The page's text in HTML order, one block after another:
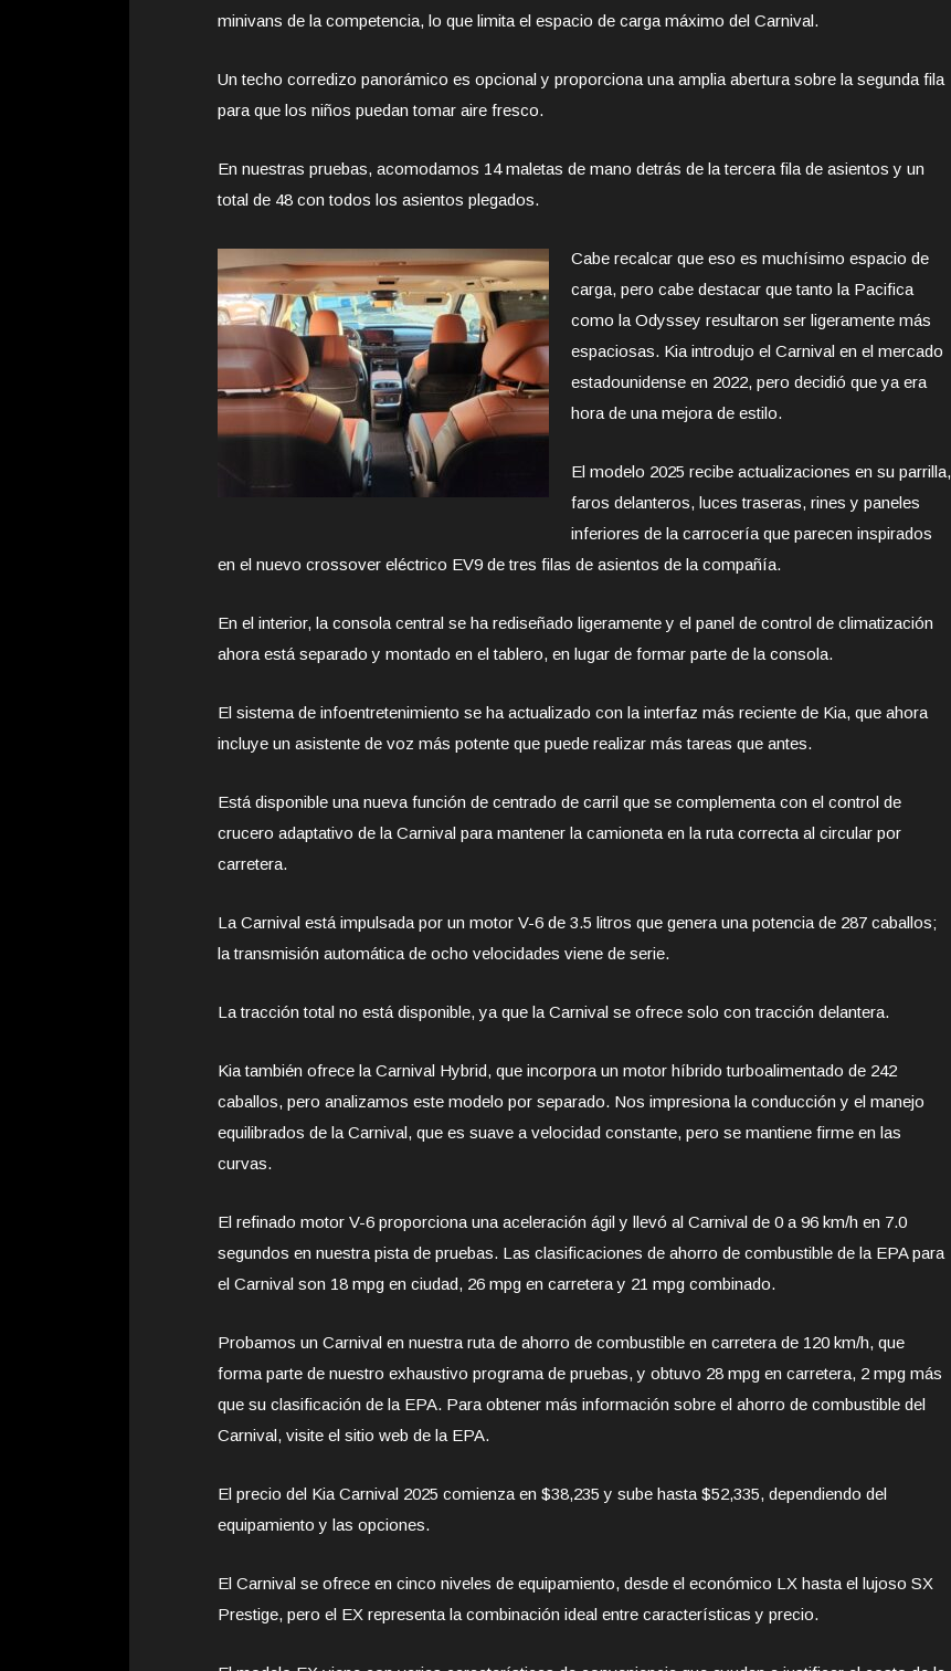
minivans de la competencia, lo que limita el espacio de carga máximo del Carnival.
Un techo corredizo panorámico es opcional y proporciona una amplia abertura sobre la segunda fila
para que los niños puedan tomar aire fresco.
En nuestras pruebas, acomodamos 14 maletas de mano detrás de la tercera fila de asientos y un
total de 48 con todos los asientos plegados.
Cabe recalcar que eso es muchísimo espacio de
carga, pero cabe destacar que tanto la Pacifica
como la Odyssey resultaron ser ligeramente más
espaciosas. Kia introdujo el Carnival en el mercado
estadounidense en 2022, pero decidió que ya era
hora de una mejora de estilo.
El modelo 2025 recibe actualizaciones en su parrilla,
faros delanteros, luces traseras, rines y paneles
inferiores de la carrocería que parecen inspirados
en el nuevo crossover eléctrico EV9 de tres filas de asientos de la compañía.
En el interior, la consola central se ha rediseñado ligeramente y el panel de control de climatización
ahora está separado y montado en el tablero, en lugar de formar parte de la consola.
El sistema de infoentretenimiento se ha actualizado con la interfaz más reciente de Kia, que ahora
incluye un asistente de voz más potente que puede realizar más tareas que antes.
Está disponible una nueva función de centrado de carril que se complementa con el control de
crucero adaptativo de la Carnival para mantener la camioneta en la ruta correcta al circular por
carretera.
La Carnival está impulsada por un motor V-6 de 3.5 litros que genera una potencia de 287 caballos;
la transmisión automática de ocho velocidades viene de serie.
La tracción total no está disponible, ya que la Carnival se ofrece solo con tracción delantera.
Kia también ofrece la Carnival Hybrid, que incorpora un motor híbrido turboalimentado de 242
caballos, pero analizamos este modelo por separado. Nos impresiona la conducción y el manejo
equilibrados de la Carnival, que es suave a velocidad constante, pero se mantiene firme en las
curvas.
El refinado motor V-6 proporciona una aceleración ágil y llevó al Carnival de 0 a 96 km/h en 7.0
segundos en nuestra pista de pruebas. Las clasificaciones de ahorro de combustible de la EPA para
el Carnival son 18 mpg en ciudad, 26 mpg en carretera y 21 mpg combinado.
Probamos un Carnival en nuestra ruta de ahorro de combustible en carretera de 120 km/h, que
forma parte de nuestro exhaustivo programa de pruebas, y obtuvo 28 mpg en carretera, 2 mpg más
que su clasificación de la EPA. Para obtener más información sobre el ahorro de combustible del
Carnival, visite el sitio web de la EPA.
El precio del Kia Carnival 2025 comienza en $38,235 y sube hasta $52,335, dependiendo del
equipamiento y las opciones.
El Carnival se ofrece en cinco niveles de equipamiento, desde el económico LX hasta el lujoso SX
Prestige, pero el EX representa la combinación ideal entre características y precio.